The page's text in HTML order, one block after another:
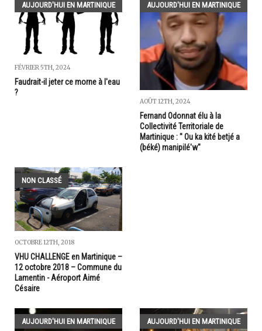
AUJOURD'HUI EN MARTINIQUE
FÉVRIER 5TH, 2024
Faudrait-il jeter ce morne à l'eau
?
AUJOURD'HUI EN MARTINIQUE
AOÛT 12TH, 2024
Fernand Odonnat élu à la
Collectivité Territoriale de
Martinique : " Ou ka kité betjé a
(béké) manipilé'w"
NON CLASSÉ
OCTOBRE 12TH, 2018
VHU CHALLENGE en Martinique –
12 octobre 2018 – Commune du
Lamentin - Aéroport Aimé
Césaire
AUJOURD'HUI EN MARTINIQUE AUJOURD'HUI EN MARTINIQUE